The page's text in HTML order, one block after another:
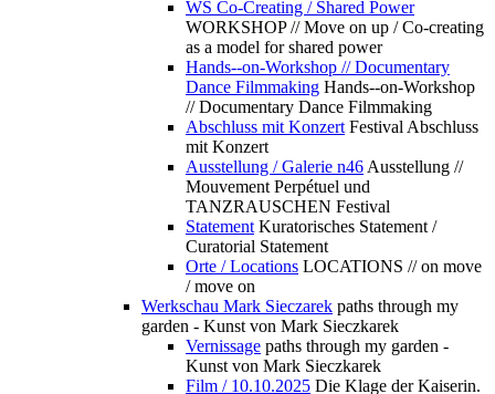
WS Co-Creating / Shared Power
WORKSHOP // Move on up / Co-creating
as a model for shared power
Hands--on-Workshop // Documentary
Dance Filmmaking Hands--on-Workshop
// Documentary Dance Filmmaking
Abschluss mit Konzert Festival Abschluss
mit Konzert
Ausstellung / Galerie n46 Ausstellung //
Mouvement Perpétuel und
TANZRAUSCHEN Festival
Statement Kuratorisches Statement /
Curatorial Statement
Orte / Locations LOCATIONS // on move
/ move on
Werkschau Mark Sieczarek paths through my
garden - Kunst von Mark Sieczkarek
Vernissage paths through my garden -
Kunst von Mark Sieczkarek
Film / 10.10.2025 Die Klage der Kaiserin.